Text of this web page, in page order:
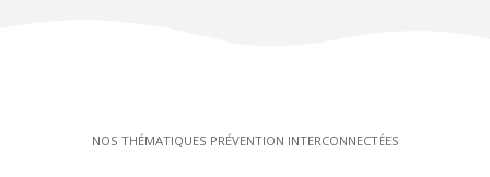
NOS THÉMATIQUES PRÉVENTION INTERCONNECTÉES